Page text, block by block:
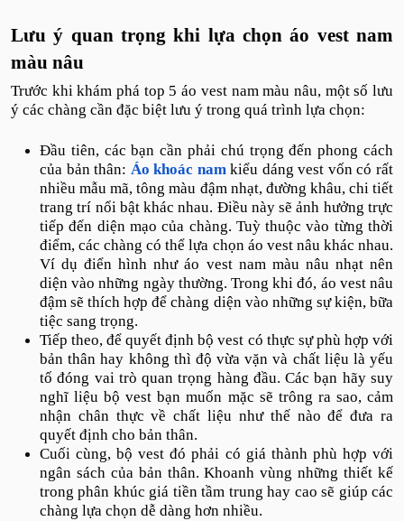
Lưu ý quan trọng khi lựa chọn áo vest nam
màu nâu
Trước khi khám phá top 5 áo vest nam màu nâu, một số lưu
ý các chàng cần đặc biệt lưu ý trong quá trình lựa chọn:
Đầu tiên, các bạn cần phải chú trọng đến phong cách
của bản thân: Áo khoác namkiểu dáng vest vốn có rất
nhiều mẫu mã, tông màu đậm nhạt, đường khâu, chi tiết
trang trí nổi bật khác nhau. Điều này sẽ ảnh hưởng trực
tiếp đến diện mạo của chàng. Tuỳ thuộc vào từng thời
điểm, các chàng có thể lựa chọn áo vest nâu khác nhau.
Ví dụ điển hình như áo vest nam màu nâu nhạt nên
diện vào những ngày thường. Trong khi đó, áo vest nâu
đậm sẽ thích hợp để chàng diện vào những sự kiện, bữa
tiệc sang trọng.
Tiếp theo, để quyết định bộ vest có thực sự phù hợp với
bản thân hay không thì độ vừa vặn và chất liệu là yếu
tố đóng vai trò quan trọng hàng đầu. Các bạn hãy suy
nghĩ liệu bộ vest bạn muốn mặc sẽ trông ra sao, cảm
nhận chân thực về chất liệu như thế nào để đưa ra
quyết định cho bản thân.
Cuối cùng, bộ vest đó phải có giá thành phù hợp với
ngân sách của bản thân. Khoanh vùng những thiết kế
trong phân khúc giá tiền tầm trung hay cao sẽ giúp các
chàng lựa chọn dễ dàng hơn nhiều.